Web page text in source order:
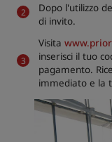
Dopo l'utilizzo
di invito.
Visita
inserisci il tuo
pagamento.
immediato e la